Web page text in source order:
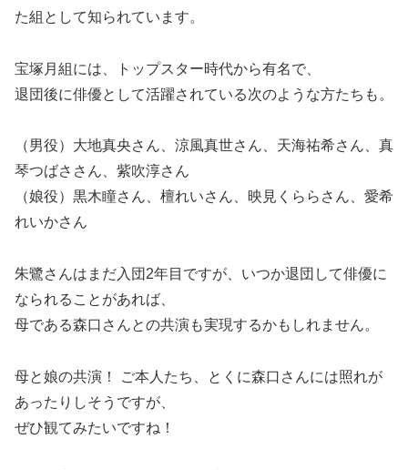
た組として知られています。
宝塚月組には、トップスター時代から有名で、
退団後に俳優として活躍されている次のような方たちも。
（男役）大地真央さん、涼風真世さん、天海祐希さん、真
琴つばささん、紫吹淳さん
（娘役）黒木瞳さん、檀れいさん、映見くららさん、愛希
れいかさん
朱鷺さんはまだ入団2年目ですが、いつか退団して俳優に
なられることがあれば、
母である森口さんとの共演も実現するかもしれません。
母と娘の共演！ ご本人たち、とくに森口さんには照れが
あったりしそうですが、
ぜひ観てみたいですね！